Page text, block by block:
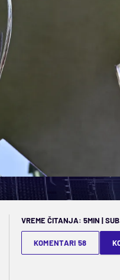
VREME ČITANJA: 5MIN |
KOMENTARI 58